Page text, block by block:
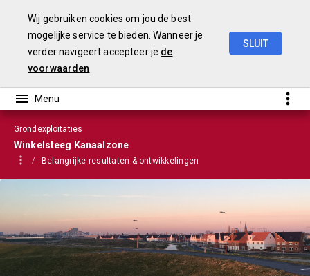
Wij gebruiken cookies om jou de best
mogelijke service te bieden. Wanneer je
verder navigeert accepteer je de
voorwaarden
SLUIT
Grondexploitaties
Winkelsteeg Kanaalzone
Belangrijke resultaten & ontwikkelingen